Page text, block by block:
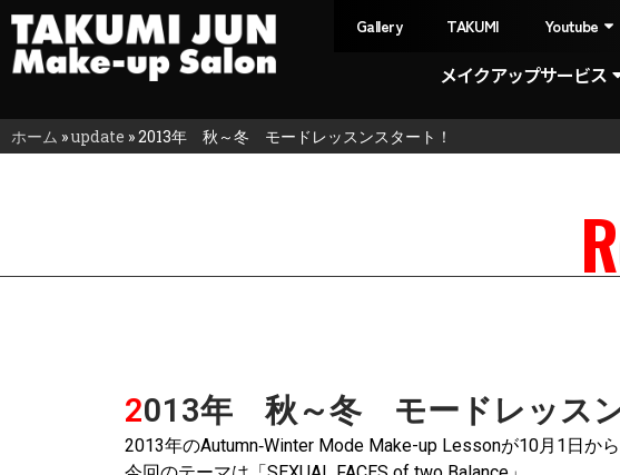
Gallery TAKUMI Youtube
メイクアップサービス
ホーム »update »2013年 秋～冬 モードレッスンスタート！
2013年 秋～冬 モードレッス
2013年のAutumn‐Winter Mode Make-up Lessonが10月1日から